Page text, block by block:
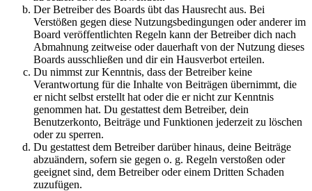
Der Betreiber des Boards übt das Hausrecht aus. Bei
Verstößen gegen diese Nutzungsbedingungen oder anderer im
Board veröffentlichten Regeln kann der Betreiber dich nach
Abmahnung zeitweise oder dauerhaft von der Nutzung dieses
Boards ausschließen und dir ein Hausverbot erteilen.
Du nimmst zur Kenntnis, dass der Betreiber keine
Verantwortung für die Inhalte von Beiträgen übernimmt, die
er nicht selbst erstellt hat oder die er nicht zur Kenntnis
genommen hat. Du gestattest dem Betreiber, dein
Benutzerkonto, Beiträge und Funktionen jederzeit zu löschen
oder zu sperren.
Du gestattest dem Betreiber darüber hinaus, deine Beiträge
abzuändern, sofern sie gegen o. g. Regeln verstoßen oder
geeignet sind, dem Betreiber oder einem Dritten Schaden
zuzufügen.